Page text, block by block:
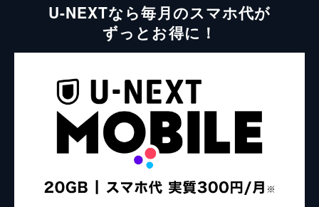
U-NEXTなら毎月のスマホ代が
ずっとお得に！